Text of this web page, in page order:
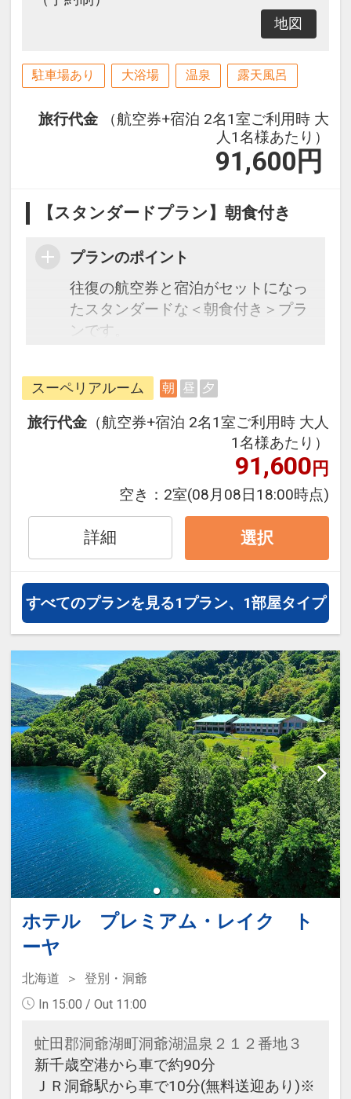
地図
駐車場あり 大浴場 温泉 露天風呂
旅行代金
（航空券+宿泊 2名1室ご利用時 大
人1名様あたり）
91,600 円
【スタンダードプラン】朝食付き
プランのポイント
往復の航空券と宿泊がセットになっ
たスタンダードな＜朝食付き＞プラ
ンです。
できるダイナミックパッケージだか
ら、一都市滞在はもちろん周遊旅行
にも最適！
旅行期間中の1泊だけの宿泊や延
泊・飛び泊なども自由自在です。
フライトは、安心のJAL（または
JALグループ）確約！フライトマイ
ル50%貯まります。
オプションでレンタカーや現地交
通・体験プランなどの追加（同時予
約）が可能なプランもございます。
※夕食付プランは事前予約制とな
り、その予約はお客様ご自身にてお
願いしております。
ギリガンズアイランド(フレンチ)、
杜氏賛歌(和食)、祥庵こげ津(寿司)、
ラヴート(中国料理)より選択。ご予
約完了の翌日以降にホテルに直接ご
予約下さい。なお、予約開始は利用
日の3ヶ月前の同月1日9：00からと
なります。（予約先電話番号：
0120-290-500）
スーペリアルーム 朝 昼 夕
旅行代金 （航空券+宿泊 2名1室ご利用時 大人
1名様あたり）
91,600円
空き： 2室(08月08日18:00時点)
詳細 選択
すべてのプランを見る1プラン、1部屋タイプ
ホテル プレミアム・レイク ト
ーヤ
北海道
登別・洞爺
In 15:00 / Out 11:00
虻田郡洞爺湖町洞爺湖温泉２１２番地３
新千歳空港から車で約90分
ＪＲ洞爺駅から車で10分(無料送迎あり)※